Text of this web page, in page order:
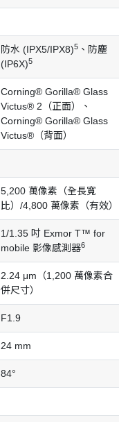
防水 (IPX5/IPX8)5 、防塵
(IP6X)5
Corning® Gorilla® Glass
Victus® 2（正面）、
Corning® Gorilla® Glass
Victus®（背面）
5,200 萬像素（全長寬
比）/4,800 萬像素（有效）
1/1.35 吋 Exmor T™ for
mobile 影像感測器6
2.24 μm（1,200 萬像素合
併尺寸）
F1.9
24 mm
84°